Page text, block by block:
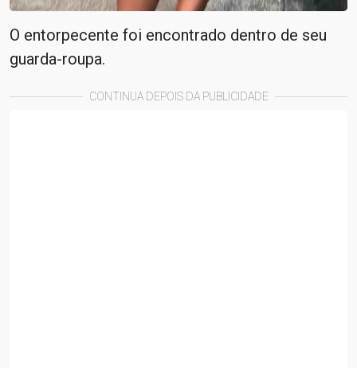
O entorpecente foi encontrado dentro de seu
guarda-roupa.
CONTINUA DEPOIS DA PUBLICIDADE